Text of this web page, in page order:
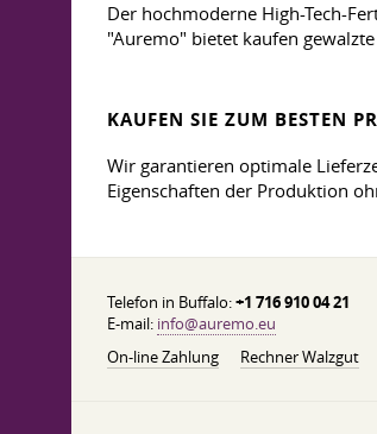
Der hochmoderne High-Tech-
"Auremo" bietet kaufen
KAUFEN SIE ZUM BESTEN
Wir garantieren optimale
Eigenschaften der Produktion
Telefon in Buffalo:+1 716 910 04 21
E-mail: info@auremo.eu
On-line Zahlung
Rechner Walzgut